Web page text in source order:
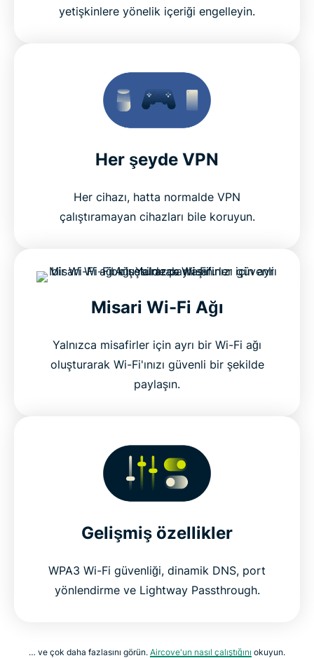
yetişkinlere yönelik içeriği engelleyin.
Her şeyde VPN
Her cihazı, hatta normalde VPN
çalıştıramayan cihazları bile koruyun.
Misari Wi-Fi Ağı
Yalnızca misafirler için ayrı bir Wi-Fi ağı
oluşturarak Wi-Fi'ınızı güvenli bir şekilde
paylaşın.
Gelişmiş özellikler
WPA3 Wi-Fi güvenliği, dinamik DNS, port
yönlendirme ve Lightway Passthrough.
… ve çok daha fazlasını görün. Aircove'un nasıl çalıştığını okuyun.